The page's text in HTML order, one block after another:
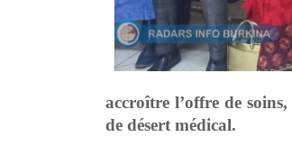
accroître l’offre de
de désert médical.